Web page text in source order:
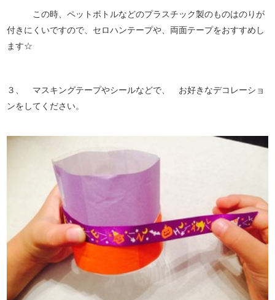
この時、ペットボトルなどのプラスチック製のものはのりが
付きにくいですので、セロハンテープや、両面テープをおすすめし
ます☆
３、 マスキングテープやシールなどで、 お好きなデコレーショ
ンをしてください。